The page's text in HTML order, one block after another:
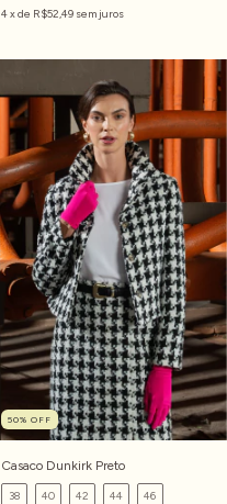
4x de R$52,49 sem juros
50% OFF
Casaco Dunkirk Preto
38 40 42 44 46